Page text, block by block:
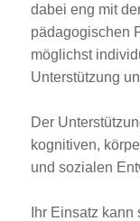
dabei eng mit
pädagogischen
möglichst
Unterstützung
Der
kognitiven,
und sozialen
Ihr Einsatz